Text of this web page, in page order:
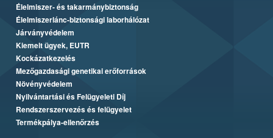
Élelmiszer- és takarmánybiztonság
Élelmiszerlánc-biztonsági laborhálózat
Járványvédelem
Kiemelt ügyek, EUTR
Kockázatkezelés
Mezőgazdasági genetikai erőforrások
Növényvédelem
Nyilvántartási és Felügyeleti Díj
Rendszerszervezés és felügyelet
Termékpálya-ellenőrzés